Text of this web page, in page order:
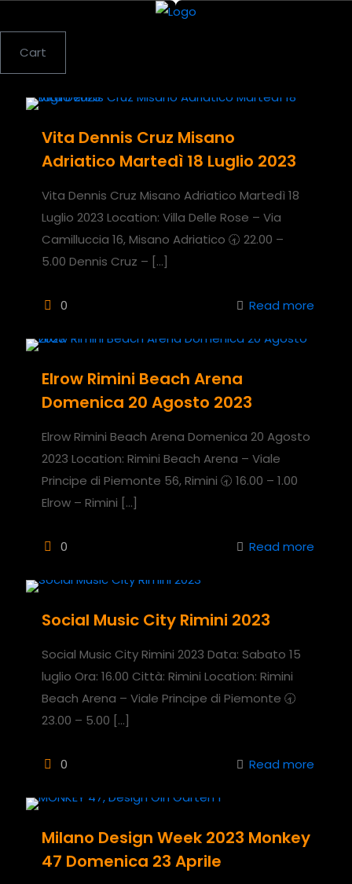
Cart
Vita Dennis Cruz Misano
Adriatico Martedì 18 Luglio 2023
Vita Dennis Cruz Misano Adriatico Martedì 18
Luglio 2023 Location: Villa Delle Rose – Via
Camilluccia 16, Misano Adriatico 🕣 22.00 –
5.00 Dennis Cruz – […]
0 Read more
Elrow Rimini Beach Arena
Domenica 20 Agosto 2023
Elrow Rimini Beach Arena Domenica 20 Agosto
2023 Location: Rimini Beach Arena – Viale
Principe di Piemonte 56, Rimini 🕣 16.00 – 1.00
Elrow – Rimini […]
0 Read more
Social Music City Rimini 2023
Social Music City Rimini 2023 Data: Sabato 15
luglio Ora: 16.00 Città: Rimini Location: Rimini
Beach Arena – Viale Principe di Piemonte 🕣
23.00 – 5.00 […]
0 Read more
Milano Design Week 2023 Monkey
47 Domenica 23 Aprile